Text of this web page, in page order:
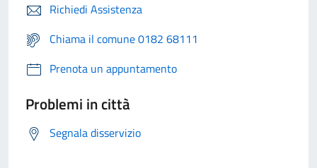
Richiedi Assistenza
Chiama il comune 0182 68111
Prenota un appuntamento
Problemi in città
Segnala disservizio